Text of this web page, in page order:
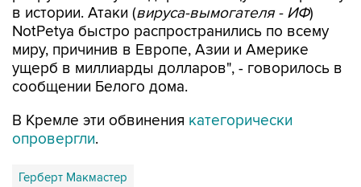
в истории. Атаки (вируса-вымогателя - ИФ)
NotPetya быстро распространились по всему
миру, причинив в Европе, Азии и Америке
ущерб в миллиарды долларов", - говорилось в
сообщении Белого дома.
В Кремле эти обвинения категорически
опровергли.
Герберт Макмастер